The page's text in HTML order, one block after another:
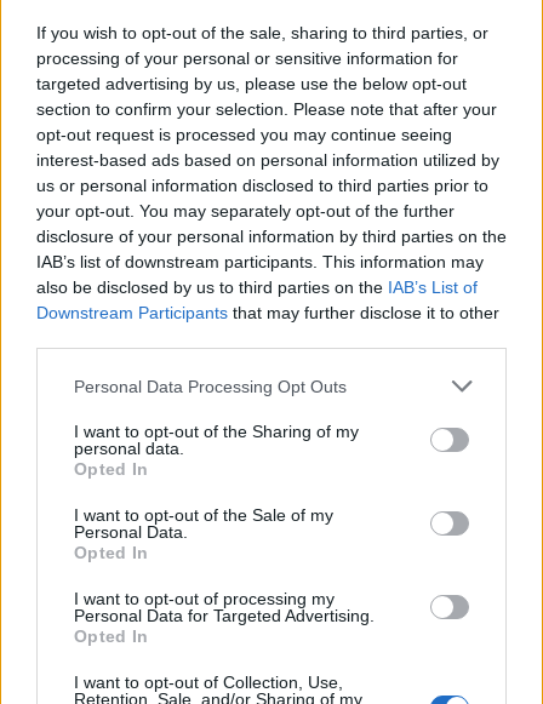
If you wish to opt-out of the sale, sharing to third parties, or
processing of your personal or sensitive information for
targeted advertising by us, please use the below opt-out
section to confirm your selection. Please note that after your
opt-out request is processed you may continue seeing
interest-based ads based on personal information utilized by
us or personal information disclosed to third parties prior to
your opt-out. You may separately opt-out of the further
disclosure of your personal information by third parties on the
IAB’s list of downstream participants. This information may
also be disclosed by us to third parties on the IAB’s List of
Downstream Participants that may further disclose it to other
Please note that this website/app uses one or more Google
not limited to your visit or usage behaviour. You may click to
grant or deny consent to Google and its third-party tags to
use your data for below specified purposes in below Google
consent section.
Personal Data Processing Opt Outs
I want to opt-out of the Sharing of my
personal data.
Opted In
I want to opt-out of the Sale of my
Personal Data.
Opted In
I want to opt-out of processing my
Personal Data for Targeted Advertising.
Opted In
I want to opt-out of Collection, Use,
Retention, Sale, and/or Sharing of my
Aktuális
Az atomerőmű egyetlen hatása a környezetre, hogy a
Duna vizét némileg felmelegíti
MAGYAR ÉPÍTŐK